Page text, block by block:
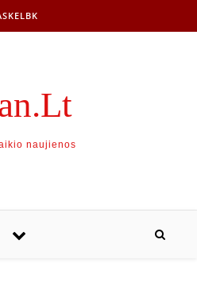
naujienos